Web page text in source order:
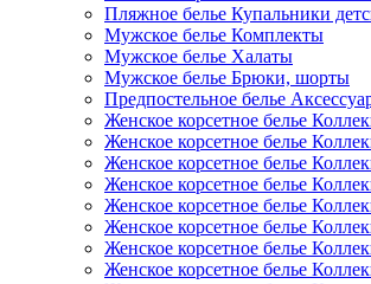
Пляжное белье Купальники
Мужское белье Комплекты
Мужское белье Халаты
Мужское белье Брюки, шорты
Предпостельное белье
Женское корсетное белье
Женское корсетное белье
Женское корсетное белье
Женское корсетное белье
Женское корсетное белье
Женское корсетное белье
Женское корсетное белье
Женское корсетное белье